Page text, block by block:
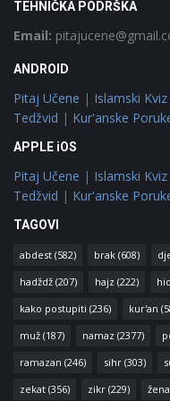
TEHNIČKA PODRŠKA
Email:
ANDROID
Pitaj Učene | Islamski Kviz
Tedžvid | Kur'anske
APPLE iOS
Pitaj Učene | Islamski Kviz
Tedžvid | Kur'anske
TAGOVI
abdest (582) brak (608)
hadždž (207) hajz (222)
kako postupiti (236) kur'an
muž (187) namaz (2377)
ramazan (246) sihr (303)
zekat (356) zikr (229) žena